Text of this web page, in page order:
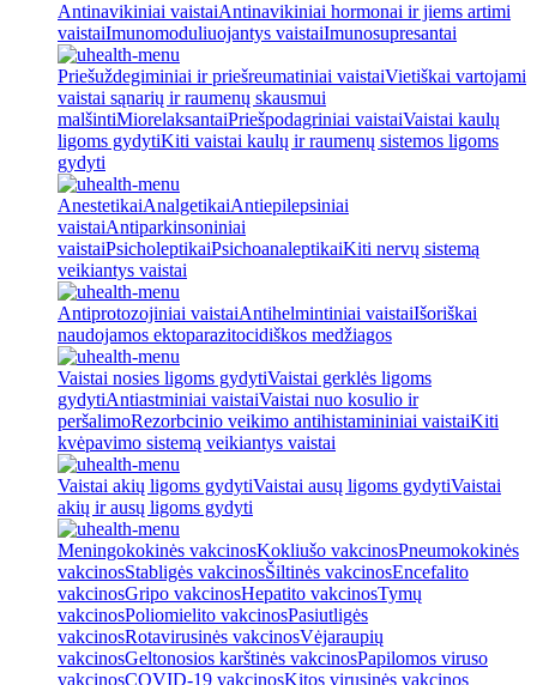
Antinavikiniai vaistaiAntinavikiniai hormonai ir jiems artimi
vaistaiImunomoduliuojantys vaistaiImunosupresantai
Priešuždegiminiai ir priešreumatiniai vaistaiVietiškai vartojami
vaistai sąnarių ir raumenų skausmui
malšintiMiorelaksantaiPriešpodagriniai vaistaiVaistai kaulų
ligoms gydytiKiti vaistai kaulų ir raumenų sistemos ligoms
gydyti
AnestetikaiAnalgetikaiAntiepilepsiniai
vaistaiAntiparkinsoniniai
vaistaiPsicholeptikaiPsichoanaleptikaiKiti nervų sistemą
veikiantys vaistai
Antiprotozojiniai vaistaiAntihelmintiniai vaistaiIšoriškai
naudojamos ektoparazitocidiškos medžiagos
Vaistai nosies ligoms gydytiVaistai gerklės ligoms
gydytiAntiastminiai vaistaiVaistai nuo kosulio ir
peršalimoRezorbcinio veikimo antihistamininiai vaistaiKiti
kvėpavimo sistemą veikiantys vaistai
Vaistai akių ligoms gydytiVaistai ausų ligoms gydytiVaistai
akių ir ausų ligoms gydyti
Meningokokinės vakcinosKokliušo vakcinosPneumokokinės
vakcinosStabligės vakcinosŠiltinės vakcinosEncefalito
vakcinosGripo vakcinosHepatito vakcinosTymų
vakcinosPoliomielito vakcinosPasiutligės
vakcinosRotavirusinės vakcinosVėjaraupių
vakcinosGeltonosios karštinės vakcinosPapilomos viruso
vakcinosCOVID-19 vakcinosKitos virusinės vakcinos